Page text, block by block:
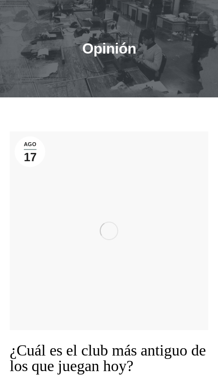
Opinión
Estás aquí:
AGO
17
¿Cuál es el club más antiguo de
los que juegan hoy?